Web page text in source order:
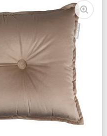
- велюр, сторона В - сатин
Бесплатно